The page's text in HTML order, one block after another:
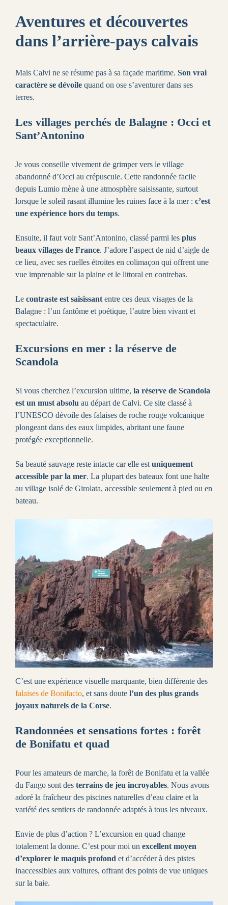
Aventures et découvertes
dans l’arrière-pays calvais
Mais Calvi ne se résume pas à sa façade maritime. Son vrai
caractère se dévoile quand on ose s’aventurer dans ses
terres.
Les villages perchés de Balagne : Occi et
Sant’Antonino
Je vous conseille vivement de grimper vers le village
abandonné d’Occi au crépuscule. Cette randonnée facile
depuis Lumio mène à une atmosphère saisissante, surtout
lorsque le soleil rasant illumine les ruines face à la mer : c’est
une expérience hors du temps.
Ensuite, il faut voir Sant’Antonino, classé parmi les plus
beaux villages de France. J’adore l’aspect de nid d’aigle de
ce lieu, avec ses ruelles étroites en colimaçon qui offrent une
vue imprenable sur la plaine et le littoral en contrebas.
Le contraste est saisissant entre ces deux visages de la
Balagne : l’un fantôme et poétique, l’autre bien vivant et
spectaculaire.
Excursions en mer : la réserve de
Scandola
Si vous cherchez l’excursion ultime, la réserve de Scandola
est un must absolu au départ de Calvi. Ce site classé à
l’UNESCO dévoile des falaises de roche rouge volcanique
plongeant dans des eaux limpides, abritant une faune
protégée exceptionnelle.
Sa beauté sauvage reste intacte car elle est uniquement
accessible par la mer. La plupart des bateaux font une halte
au village isolé de Girolata, accessible seulement à pied ou en
bateau.
C’est une expérience visuelle marquante, bien différente des
falaises de Bonifacio, et sans doute l’un des plus grands
joyaux naturels de la Corse.
Randonnées et sensations fortes : forêt
de Bonifatu et quad
Pour les amateurs de marche, la forêt de Bonifatu et la vallée
du Fango sont des terrains de jeu incroyables. Nous avons
adoré la fraîcheur des piscines naturelles d’eau claire et la
variété des sentiers de randonnée adaptés à tous les niveaux.
Envie de plus d’action ? L’excursion en quad change
totalement la donne. C’est pour moi un excellent moyen
d’explorer le maquis profond et d’accéder à des pistes
inaccessibles aux voitures, offrant des points de vue uniques
sur la baie.